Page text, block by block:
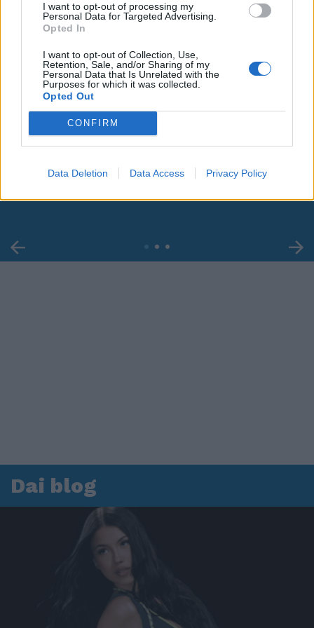
I want to opt-out of processing my
Personal Data for Targeted Advertising.
Opted In
I want to opt-out of Collection, Use,
Retention, Sale, and/or Sharing of my
Personal Data that Is Unrelated with the
Purposes for which it was collected.
Opted Out
CONFIRM
Data Deletion Data Access Privacy Policy
00:00
Leonardo Maria Del Vecchio dall'ex compagna
Dai blog